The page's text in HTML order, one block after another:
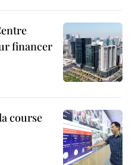
financer
course